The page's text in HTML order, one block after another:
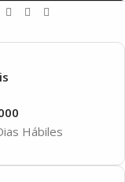
Hábiles